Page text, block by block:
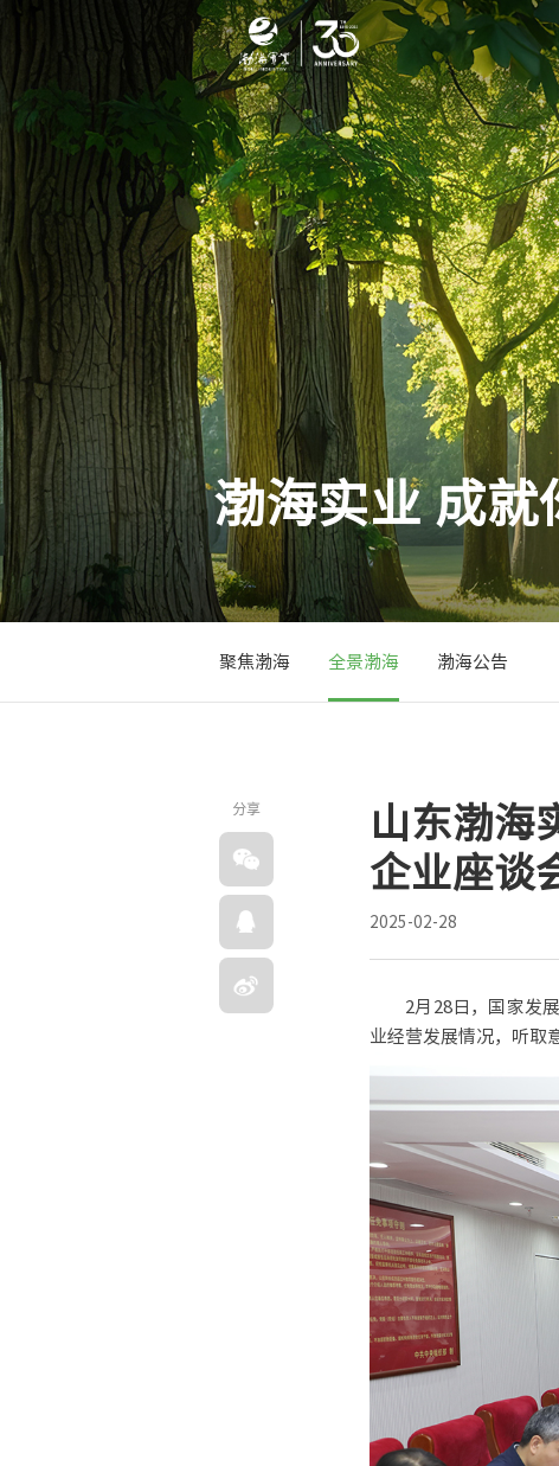
渤海实业 成就
聚焦渤海 全景渤海 渤海公告
分享
山东渤海
企业座谈
2025-02-28
2月28日，国家发
业经营发展情况，听取